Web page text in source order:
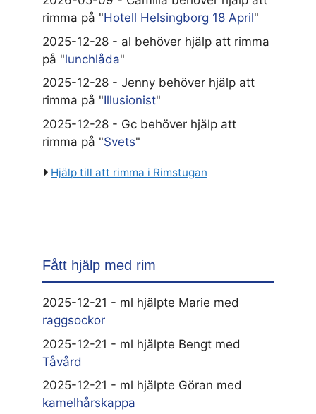
rimma på "Hotell Helsingborg 18 April"
2025-12-28 - al behöver hjälp att rimma
på "lunchlåda"
2025-12-28 - Jenny behöver hjälp att
rimma på "Illusionist"
2025-12-28 - Gc behöver hjälp att
rimma på "Svets"
Hjälp till att rimma i Rimstugan
Fått hjälp med rim
2025-12-21 - ml hjälpte Marie med
raggsockor
2025-12-21 - ml hjälpte Bengt med
Tåvård
2025-12-21 - ml hjälpte Göran med
kamelhårskappa